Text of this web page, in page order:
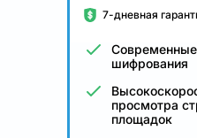
7-дневная
шифрования
просмотра
площадок